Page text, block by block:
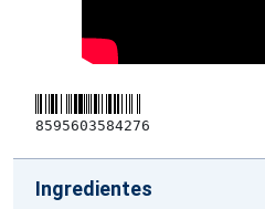
8595603584276
Ingredientes